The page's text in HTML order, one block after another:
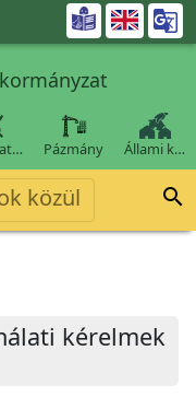

Pázmány Állami k…
közül 
kérelmek